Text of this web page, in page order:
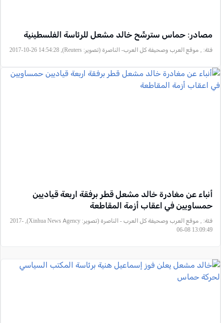
مصادر: حماس سترشّح خالد مشعل للرئاسة الفلسطينية
فئة: , موقع العرب وصحيفة كل العرب- الناصرة (تصوير: Reuters), 2017-10-26 14:54:28
أنباء عن مغادرة خالد مشعل قطر برفقة اربعة قياديين
حمساويين في اعقاب أزمة المقاطعة
فئة:
, موقع العرب وصحيفة كل العرب - الناصرة (تصوير: Xinhua News Agency), 2017-
06-08 13:09:49